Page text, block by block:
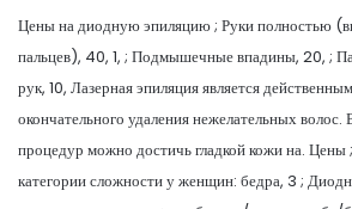
Цены на диодную эпиляцию ; Руки полностью
пальцев), 40, 1, ; Подмышечные впадины, 20, ;
рук, 10, Лазерная эпиляция является
окончательного удаления нежелательных волос.
процедур можно достичь гладкой кожи на.
категории сложности у женщин: бедра, 3 ;